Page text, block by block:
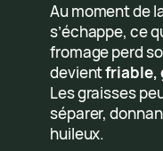
Au moment de
s’échappe, ce
fromage perd
devientfriable,
Les graisses
séparer,
huileux.